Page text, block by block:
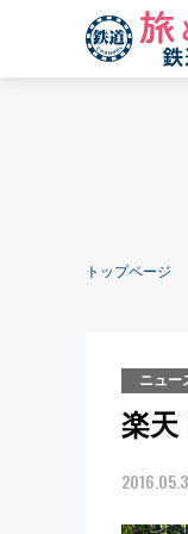
トップページ
ニュー
楽天